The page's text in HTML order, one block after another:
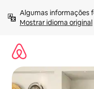
para
Mostrar idioma original